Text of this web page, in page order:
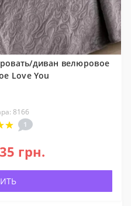
диван велюровое
Love You
8166
1
грн.